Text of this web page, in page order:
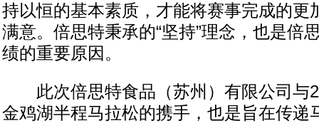
持以恒的基本素质，才能将赛事完成的更
满意。倍思特秉承的“坚持”理念，也是倍
绩的重要原因。
此次倍思特食品（苏州）有限公司与
金鸡湖半程马拉松的携手，也是旨在传递